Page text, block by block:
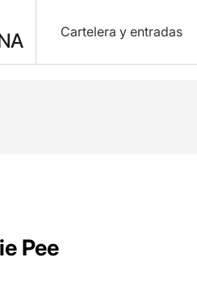
Cartelera y entradas
Pee